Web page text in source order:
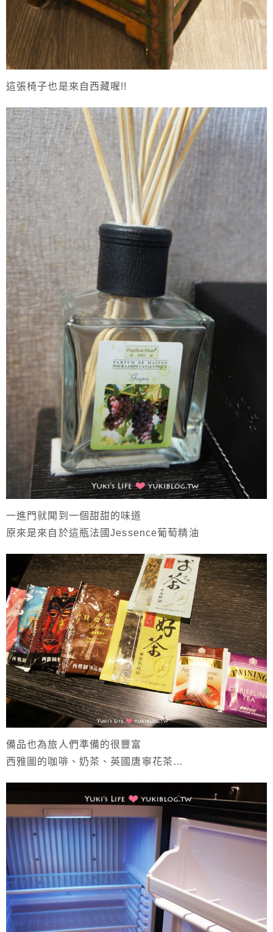
這張椅子也是來自西藏喔!!
一進門就聞到一個甜甜的味道
原來是來自於這瓶法國Jessence葡萄精油
備品也為旅人們準備的很豐富
西雅圖的咖啡、奶茶、英國唐寧花茶…